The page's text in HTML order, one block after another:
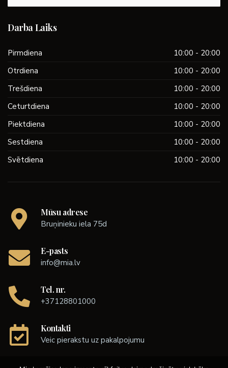
Darba Laiks
Pirmdiena
10:00 - 20:00
Otrdiena
10:00 - 20:00
Trešdiena
10:00 - 20:00
Ceturtdiena
10:00 - 20:00
Piektdiena
10:00 - 20:00
Sestdiena
10:00 - 20:00
Svētdiena
10:00 - 20:00
Mūsu adrese
Bruņinieku iela 75d
E-pasts
info@mia.lv
Tel. nr.
+37128801000
Kontakti
Veic pierakstu uz pakalpojumu